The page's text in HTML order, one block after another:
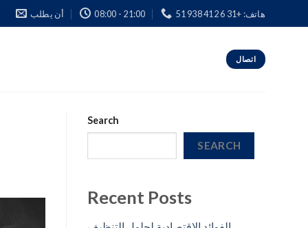
أن يطلب 08:00 - 21:00 هاتف: +31 6 412 938 51
اتصال
Search
SEARCH
Recent Posts